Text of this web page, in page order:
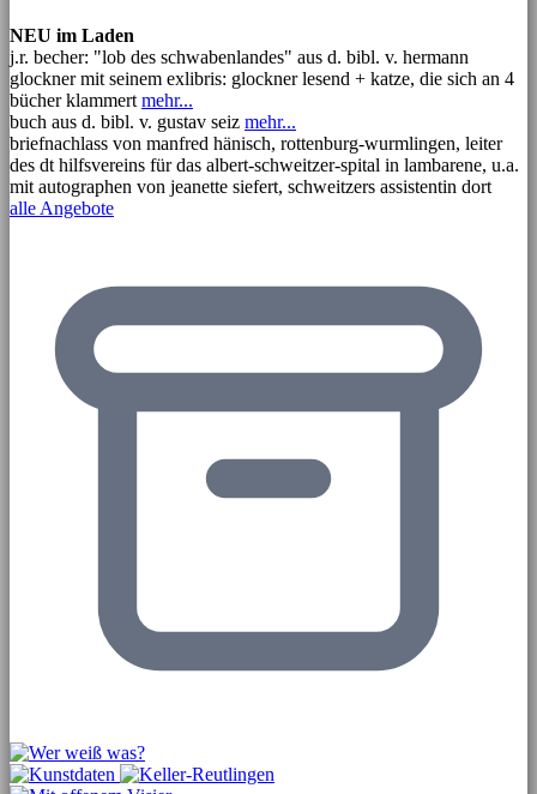
NEU im Laden
j.r. becher: "lob des schwabenlandes" aus d. bibl. v. hermann
glockner mit seinem exlibris: glockner lesend + katze, die sich an 4
bücher klammert mehr...
buch aus d. bibl. v. gustav seiz mehr...
briefnachlass von manfred hänisch, rottenburg-wurmlingen, leiter
des dt hilfsvereins für das albert-schweitzer-spital in lambarene, u.a.
mit autographen von jeanette siefert, schweitzers assistentin dort
alle Angebote